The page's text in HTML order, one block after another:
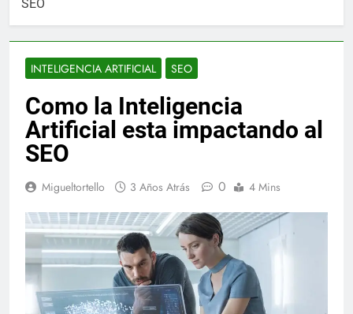
SEO
INTELIGENCIA ARTIFICIAL SEO
Como la Inteligencia
Artificial esta impactando al
SEO
Migueltortello 3 Años Atrás 0 4 Mins